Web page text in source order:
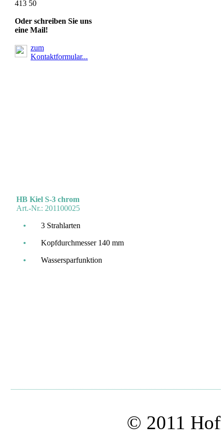
413 50
Oder schreiben Sie uns
eine Mail!
zum
Kontaktformular...
HB Kiel S-3 chrom
Art.-Nr.: 201100025
• 3 Strahlarten
• Kopfdurchmesser 140 mm
• Wassersparfunktion
© 2011